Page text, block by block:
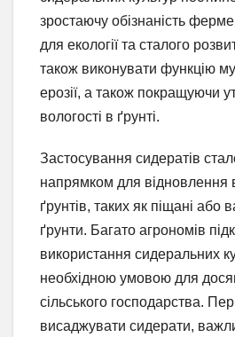
зростаючу обізнаність
для екології та сталого
також виконувати функцію
ерозії, а також покращуючи
вологості в ґрунті.
Застосування сидератів
напрямком для відновлення
ґрунтів, таких як піщані або
ґрунти. Багато агрономів
використання сидеральних
необхідною умовою для
сільського господарства.
висаджувати сидерати,